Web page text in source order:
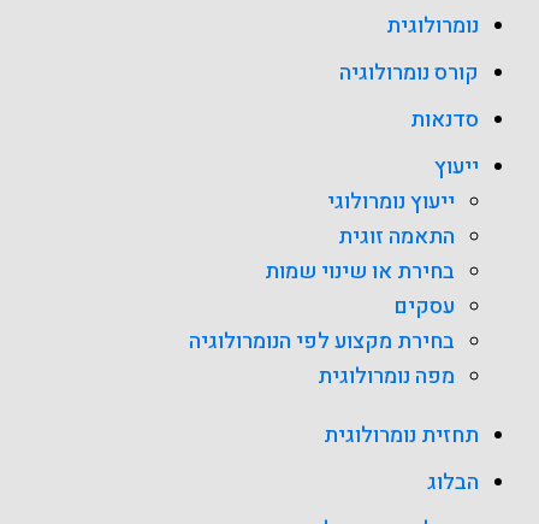
נומרולוגית
קורס נומרולוגיה
סדנאות
ייעוץ
ייעוץ נומרולוגי
התאמה זוגית
בחירת או שינוי שמות
עסקים
בחירת מקצוע לפי הנומרולוגיה
מפה נומרולוגית
תחזית נומרולוגית
הבלוג